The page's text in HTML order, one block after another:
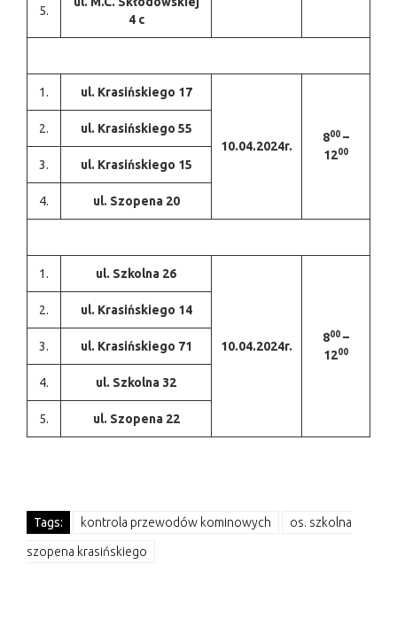
5.
4 c
1. ul. Krasińskiego 17
10.04.2024r.
800 –
1200
2. ul. Krasińskiego 55
3. ul. Krasińskiego 15
4. ul. Szopena 20
1. ul. Szkolna 26
10.04.2024r.
800 –
1200
2. ul. Krasińskiego 14
3. ul. Krasińskiego 71
4. ul. Szkolna 32
5. ul. Szopena 22
Tags: kontrola przewodów kominowych os. szkolna
szopena krasińskiego